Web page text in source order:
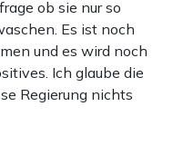
ob sie nur so
Es ist noch
und es wird noch
Ich glaube die
Regierung nichts